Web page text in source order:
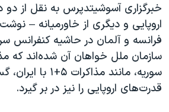
دادگاه حمید نوری
چهل سال گروگان‌گیری
قانون شفافیت دارائی کادر رهبری ایران
اعتراضات مردمی آبان ۹۸
اسرائیل در جنگ
خبرگزاری آسوشیتدپرس به نقل از دو
اروپایی و دیگری از خاورمیانه –
فرانسه و آلمان در حاشیه
سازمان ملل خواهان آن شده‌اند که
سوریه، مانند
قدرت‌های اروپایی را نیز در بر گیرد.